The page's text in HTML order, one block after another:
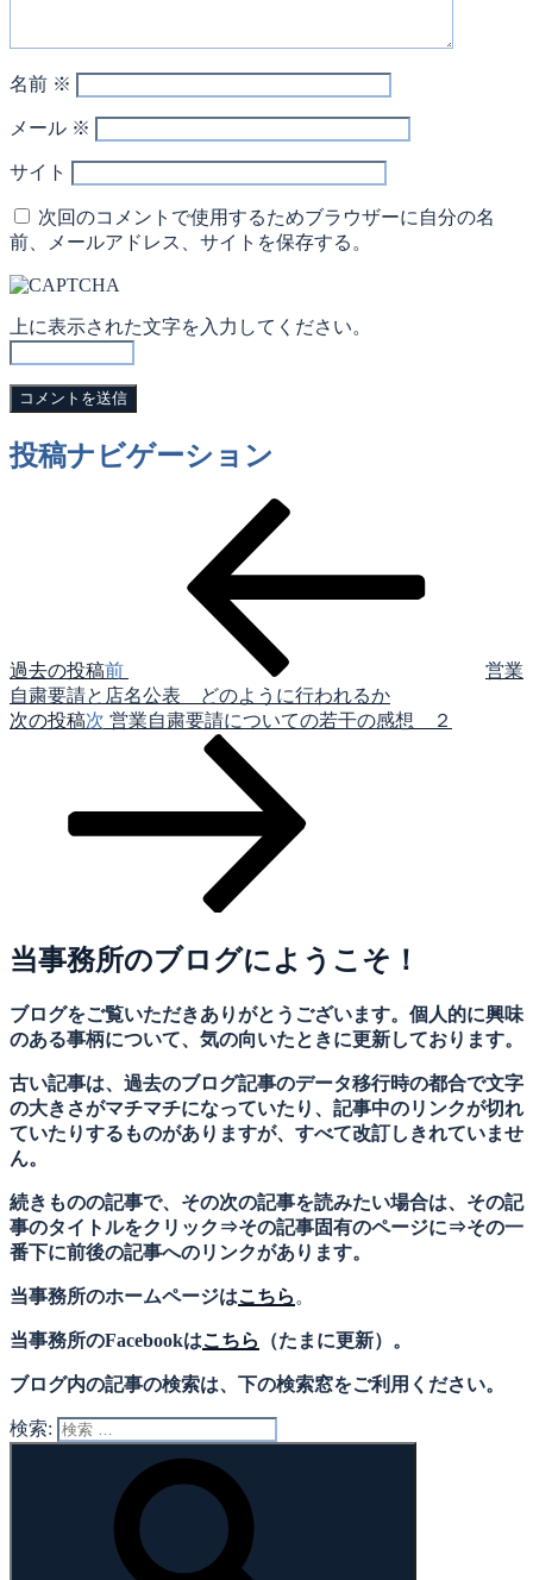
名前 ※
メール ※
サイト
次回のコメントで使用するためブラウザーに自分の名
前、メールアドレス、サイトを保存する。
上に表示された文字を入力してください。
投稿ナビゲーション
過去の投稿前
営業
自粛要請と店名公表 どのように行われるか
次の投稿次 営業自粛要請についての若干の感想 ２
当事務所のブログにようこそ！
ブログをご覧いただきありがとうございます。個人的に興味
のある事柄について、気の向いたときに更新しております。
古い記事は、過去のブログ記事のデータ移行時の都合で文字
の大きさがマチマチになっていたり、記事中のリンクが切れ
ていたりするものがありますが、すべて改訂しきれていませ
ん。
続きものの記事で、その次の記事を読みたい場合は、その記
事のタイトルをクリック⇒その記事固有のページに⇒その一
番下に前後の記事へのリンクがあります。
当事務所のホームページはこちら 。
当事務所のFacebookはこちら （たまに更新）。
ブログ内の記事の検索は、下の検索窓をご利用ください。
検索: